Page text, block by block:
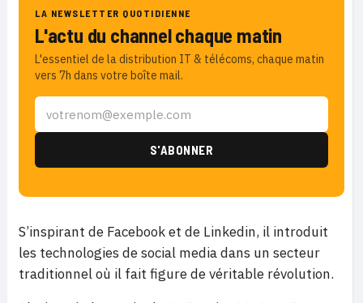
LA NEWSLETTER QUOTIDIENNE
L'actu du channel chaque matin
L'essentiel de la distribution IT & télécoms, chaque matin
vers 7h dans votre boîte mail.
S’inspirant de Facebook et de Linkedin, il introduit
les technologies de social media dans un secteur
traditionnel où il fait figure de véritable révolution.